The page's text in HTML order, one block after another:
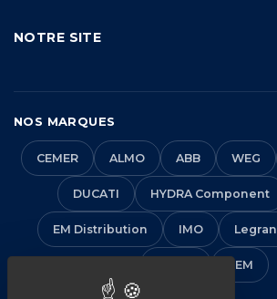
NOTRE SITE
NOS MARQUES
CEMER ALMO ABB WEG
DUCATI HYDRA Component
EM Distribution IMO
VEM